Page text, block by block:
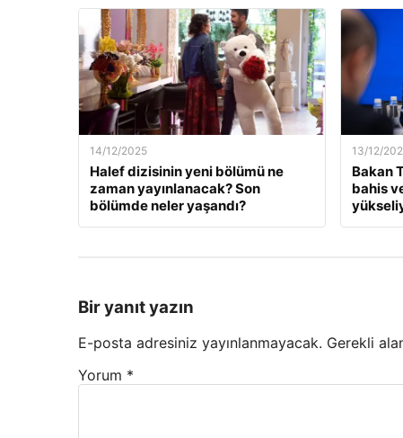
14/12/2025
Halef dizisinin yeni bölümü ne
zaman yayınlanacak? Son
bölümde neler yaşandı?
13/12/
Bakan
bahis
Bir yanıt yazın
E-posta adresiniz yayınlanmayacak. Gerekli
Yorum *